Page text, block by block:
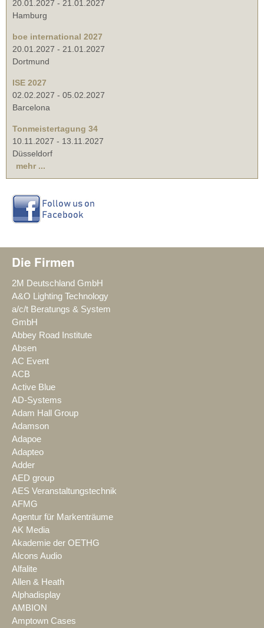
20.01.2027 - 21.01.2027
Hamburg
boe international 2027
20.01.2027 - 21.01.2027
Dortmund
ISE 2027
02.02.2027 - 05.02.2027
Barcelona
Tonmeistertagung 34
10.11.2027 - 13.11.2027
Düsseldorf
mehr ...
Die Firmen
2M Deutschland GmbH
A&O Lighting Technology
a/c/t Beratungs & System
GmbH
Abbey Road Institute
Absen
AC Event
ACB
Active Blue
AD-Systems
Adam Hall Group
Adamson
Adapoe
Adapteo
Adder
AED group
AES Veranstaltungstechnik
AFMG
Agentur für Markenträume
AK Media
Akademie der OETHG
Alcons Audio
Alfalite
Allen & Heath
Alphadisplay
AMBION
Amptown Cases